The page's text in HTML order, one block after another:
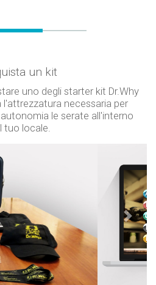
un kit
uno degli starter kit Dr.Why
necessaria per
le serate all'interno
tuo locale.